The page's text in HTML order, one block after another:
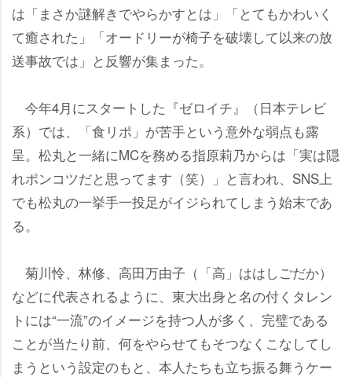
は「まさか謎解きでやらかすとは」「とてもかわいく
て癒された」「オードリーが椅子を破壊して以来の放
送事故では」と反響が集まった。
今年4月にスタートした『ゼロイチ』（日本テレビ
系）では、「食リポ」が苦手という意外な弱点も露
呈。松丸と一緒にMCを務める指原莉乃からは「実は隠
れポンコツだと思ってます（笑）」と言われ、SNS上
でも松丸の一挙手一投足がイジられてしまう始末であ
る。
菊川怜、林修、高田万由子（「高」ははしごだか）
などに代表されるように、東大出身と名の付くタレン
トには“一流”のイメージを持つ人が多く、完璧である
ことが当たり前、何をやらせてもそつなくこなしてし
まうという設定のもと、本人たちも立ち振る舞うケー